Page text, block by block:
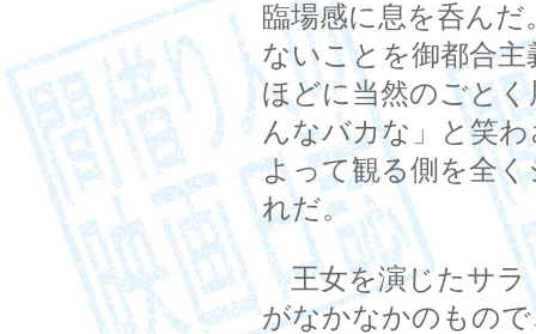
臨場感に息を呑ん
ないことを御都合
ほどに当然のごと
んなバカな」と笑
よって観る側を全
れだ。
王女を演じたサラ
がなかなかのもの